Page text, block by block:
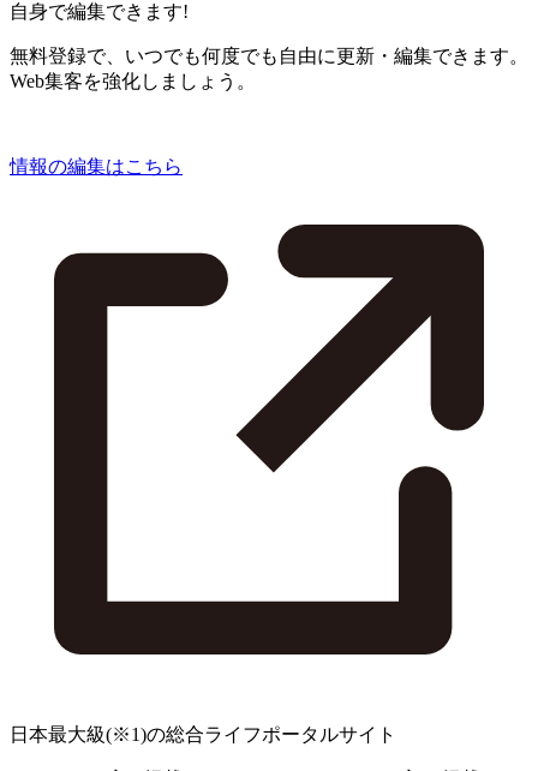
自身で編集できます!
無料登録で、いつでも何度でも自由に更新・編集できます。
Web集客を強化しましょう。
情報の編集はこちら
日本最大級(※1)の総合ライフポータルサイト